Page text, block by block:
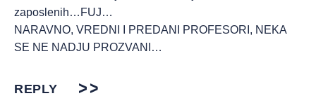
zaposlenih…FUJ…
NARAVNO, VREDNI I PREDANI PROFESORI, NEKA
SE NE NADJU PROZVANI…
REPLY